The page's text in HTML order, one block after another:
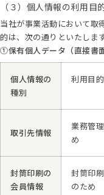
（３）個人情報の利用目
当社が事業活動において取
的は、次の通りといたします
①保有個人データ（直接書
個人情報の
種別
利用目的
取引先情報
業務管
め
封筒印刷の
会員情報
封筒印
のため